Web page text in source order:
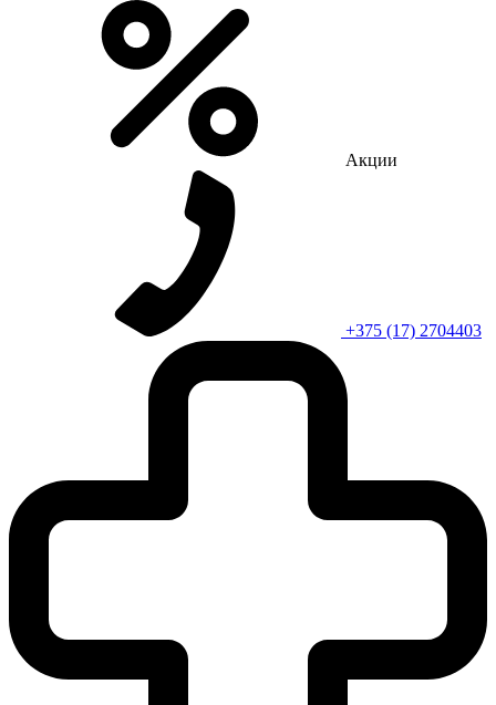
Акции
+375 (17) 2704403